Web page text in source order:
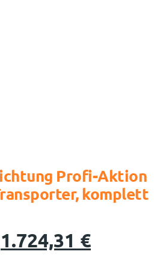
Profi-Aktion
komplett
1.724,31 €